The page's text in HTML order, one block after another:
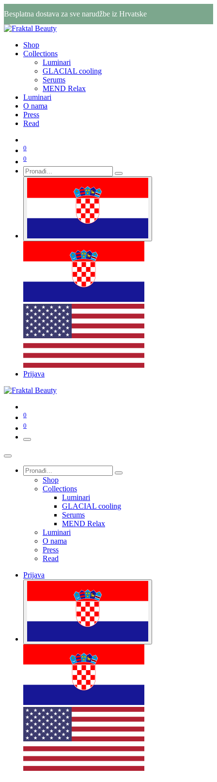
Besplatna dostava za sve narudžbe iz Hrvatske
Shop
Collections
Luminari
GLACIAL cooling
Serums
MEND Relax
Luminari
O nama
Press
Read
0
0
Prijava
0
0
Shop
Collections
Luminari
GLACIAL cooling
Serums
MEND Relax
Luminari
O nama
Press
Read
Prijava